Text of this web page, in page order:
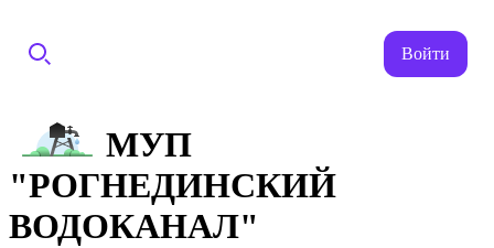
Войти
МУП
"РОГНЕДИНСКИЙ
ВОДОКАНАЛ"